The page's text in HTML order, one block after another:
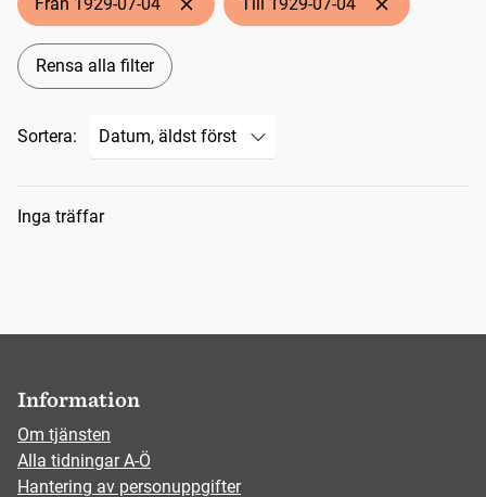
Rensa alla filter
Sortera:
Sökresultat
Inga träffar
Information
Om tjänsten
Alla tidningar A-Ö
Hantering av personuppgifter